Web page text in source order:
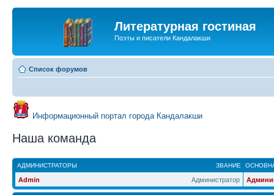
Литературная гостиная
Поэты и писатели Кандалакши
Список форумов
Информационный портал города Кандалакши
Наша команда
ЗВАНИЕ
АДМИНИСТРАТОРЫ
Администратор
Admin